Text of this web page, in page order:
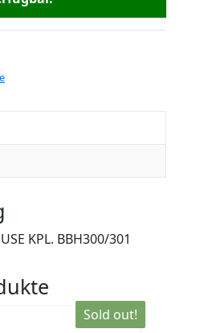
KPL. BBH300/301
Sold out!